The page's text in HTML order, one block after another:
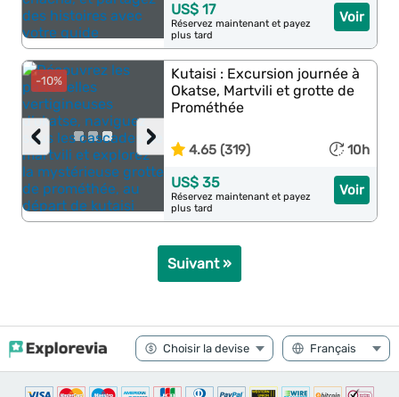
Voir
US$ 17
Réservez maintenant et payez
plus tard
-10%
›
‹
Kutaisi : Excursion journée à
Okatse, Martvili et grotte de
Prométhée
4.65 (319) 10h
Voir
US$ 35
Réservez maintenant et payez
plus tard
Suivant »